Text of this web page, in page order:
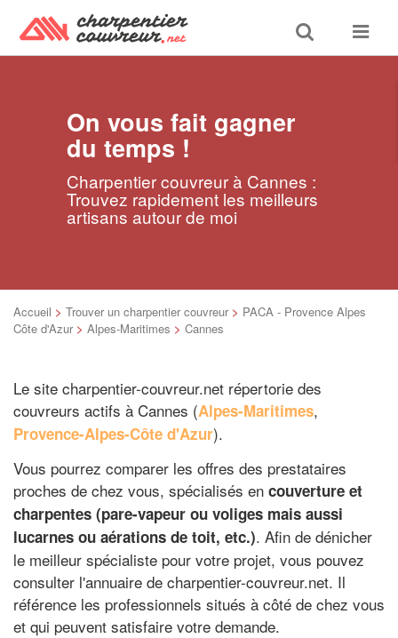
Toggle
search
Toggle
On vous fait gagner
du temps !
Charpentier couvreur à Cannes :
Trouvez rapidement les meilleurs
artisans autour de moi
Accueil > Trouver un charpentier couvreur > PACA - Provence Alpes
Côte d'Azur > Alpes-Maritimes > Cannes
Le site charpentier-couvreur.net répertorie des
couvreurs actifs à Cannes (Alpes-Maritimes,
Provence-Alpes-Côte d'Azur).
Vous pourrez comparer les offres des prestataires
proches de chez vous, spécialisés en couverture et
charpentes (pare-vapeur ou voliges mais aussi
lucarnes ou aérations de toit, etc.). Afin de dénicher
le meilleur spécialiste pour votre projet, vous pouvez
consulter l'annuaire de charpentier-couvreur.net. Il
référence les professionnels situés à côté de chez vous
et qui peuvent satisfaire votre demande.